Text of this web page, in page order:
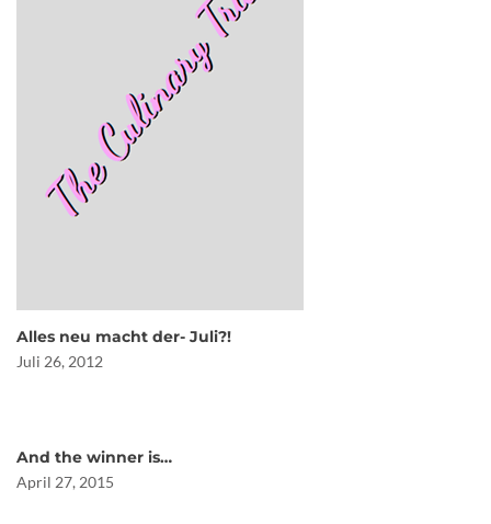
Alles neu macht der- Juli?!
Juli 26, 2012
And the winner is…
April 27, 2015